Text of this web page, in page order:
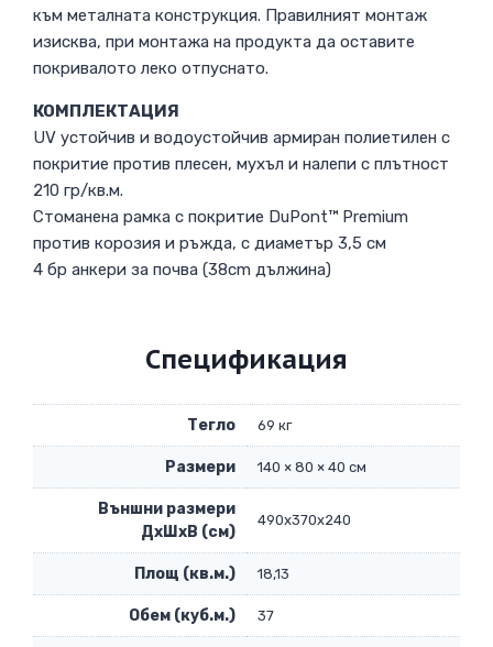
към металната конструкция. Правилният монтаж
изисква, при монтажа на продукта да оставите
покривалото леко отпуснато.
КОМПЛЕКТАЦИЯ
UV устойчив и водоустойчив армиран полиетилен с
покритие против плесен, мухъл и налепи с плътност
210 гр/кв.м.
Стоманена рамка с покритие DuPont™ Premium
против корозия и ръжда, с диаметър 3,5 см
4 бр анкери за почва (38cm дължина)
Спецификация
Тегло 69 кг
Размери 140 × 80 × 40 см
Външни размери
ДxШxВ (см)
490x370x240
Площ (кв.м.) 18,13
Обем (куб.м.) 37